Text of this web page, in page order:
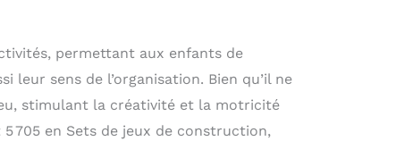
permettant aux enfants de
sens de l’organisation. Bien qu’il ne
stimulant la créativité et la motricité
705 en Sets de jeux de construction,